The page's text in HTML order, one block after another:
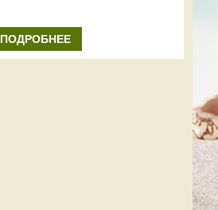
ПОДРОБНЕЕ